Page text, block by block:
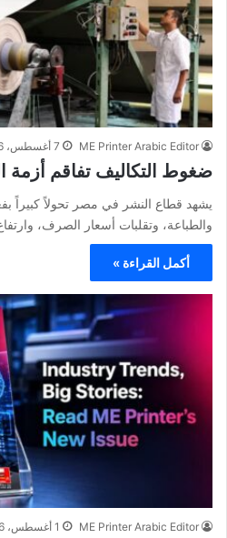
ME Printer Arabic Editor 7 أغسطس، 2026
ضغوط التكاليف تفاقم
يشهد قطاع النشر في مصر تحولاً كبيراً
والطباعة، وتقلبات أسعار الصرف،
أكمل القراءة »
ME Printer Arabic Editor 1 أغسطس، 2026